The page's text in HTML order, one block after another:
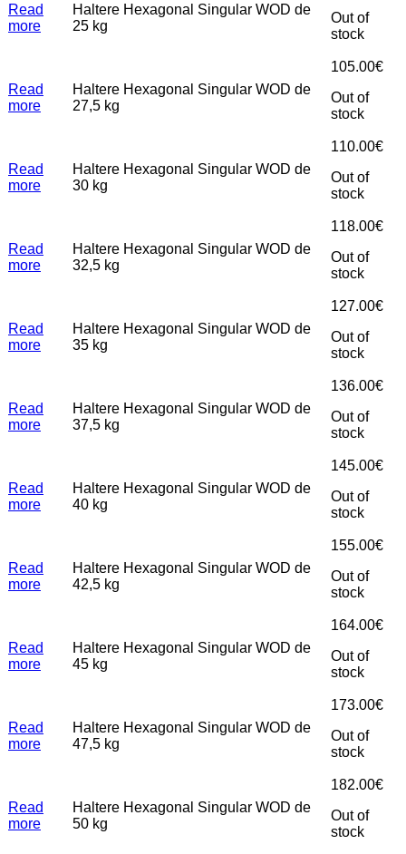
Read
more
Haltere Hexagonal Singular WOD de
25 kg
Out of
stock
Read
more
Haltere Hexagonal Singular WOD de
27,5 kg
105.00€
Out of
stock
Read
more
Haltere Hexagonal Singular WOD de
30 kg
110.00€
Out of
stock
Read
more
Haltere Hexagonal Singular WOD de
32,5 kg
118.00€
Out of
stock
Read
more
Haltere Hexagonal Singular WOD de
35 kg
127.00€
Out of
stock
Read
more
Haltere Hexagonal Singular WOD de
37,5 kg
136.00€
Out of
stock
Read
more
Haltere Hexagonal Singular WOD de
40 kg
145.00€
Out of
stock
Read
more
Haltere Hexagonal Singular WOD de
42,5 kg
155.00€
Out of
stock
Read
more
Haltere Hexagonal Singular WOD de
45 kg
164.00€
Out of
stock
Read
more
Haltere Hexagonal Singular WOD de
47,5 kg
173.00€
Out of
stock
Read
more
Haltere Hexagonal Singular WOD de
50 kg
182.00€
Out of
stock